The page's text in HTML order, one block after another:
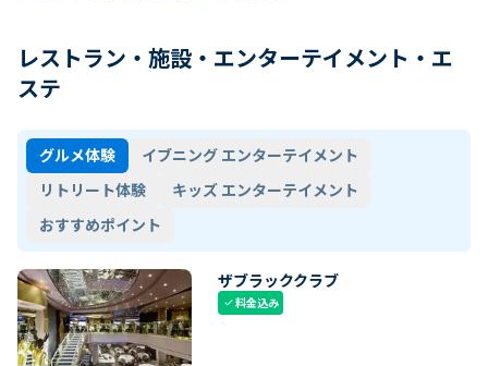
レストラン・施設・エンターテイメント・エ
ステ
グルメ体験
イブニング エンターテイメント
リトリート体験
キッズ エンターテイメント
おすすめポイント
ザブラッククラブ
check料金込み